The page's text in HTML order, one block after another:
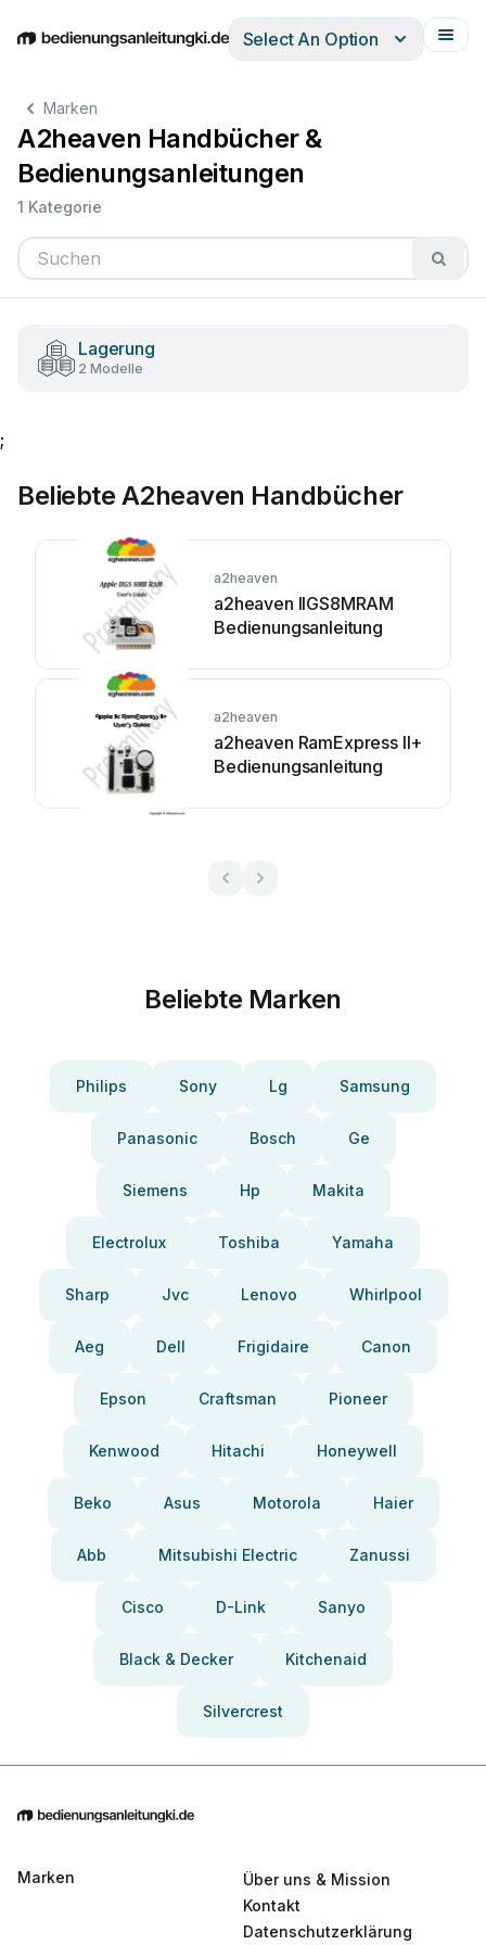
EnglishDeutschEspañolItalianoFrançais
Select An Option
Marken
A2heaven Handbücher &
Bedienungsanleitungen
1 Kategorie
Lagerung
2 Modelle
;
Beliebte A2heaven Handbücher
a2heaven
a2heaven IIGS8MRAM
Bedienungsanleitung
a2heaven
a2heaven RamExpress II+
Bedienungsanleitung
Beliebte Marken
Philips Sony Lg Samsung
Panasonic Bosch Ge
Siemens Hp Makita
Electrolux Toshiba Yamaha
Sharp Jvc Lenovo Whirlpool
Aeg Dell Frigidaire Canon
Epson Craftsman Pioneer
Kenwood Hitachi Honeywell
Beko Asus Motorola Haier
Abb Mitsubishi Electric Zanussi
Cisco D-Link Sanyo
Black & Decker Kitchenaid
Silvercrest
Marken
Über uns & Mission
Kontakt
Datenschutzerklärung